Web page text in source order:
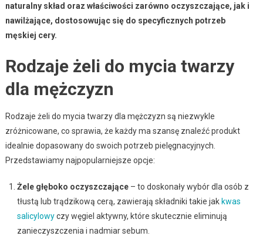
naturalny skład oraz właściwości zarówno oczyszczające, jak i
nawilżające, dostosowując się do specyficznych potrzeb
męskiej cery.
Rodzaje żeli do mycia twarzy
dla mężczyzn
Rodzaje żeli do mycia twarzy dla mężczyzn są niezwykle
zróżnicowane, co sprawia, że każdy ma szansę znaleźć produkt
idealnie dopasowany do swoich potrzeb pielęgnacyjnych.
Przedstawiamy najpopularniejsze opcje:
Żele głęboko oczyszczające– to doskonały wybór dla osób z
tłustą lub trądzikową cerą, zawierają składniki takie jak kwas
salicylowyczy węgiel aktywny, które skutecznie eliminują
zanieczyszczenia i nadmiar sebum.